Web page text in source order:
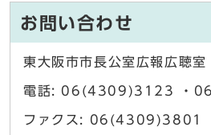
お問い合わせ
東大阪市市長公室広報広聴
電話: 06(4309)3123 ・
ファクス: 06(4309)3801